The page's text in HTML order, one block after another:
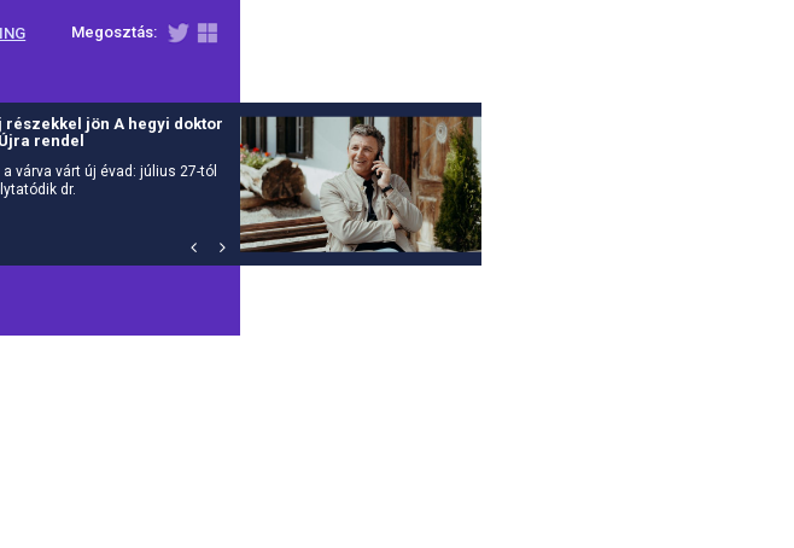
Megosztás:
részekkel jön A hegyi doktor
rendel
a várva várt új évad: július 27-tól
dr.